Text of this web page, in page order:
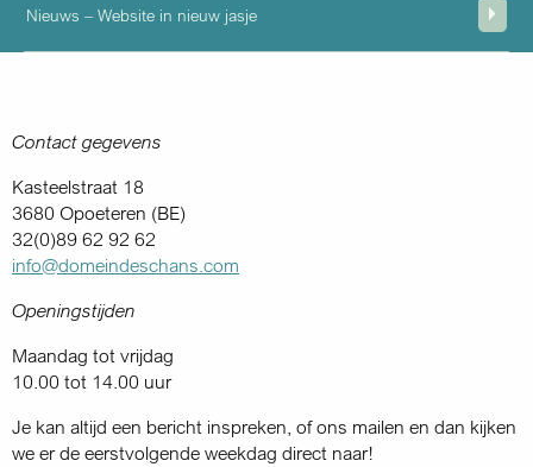
Nieuws – Website in nieuw jasje
Contact gegevens
Kasteelstraat 18
3680 Opoeteren (BE)
32(0)89 62 92 62
info@domeindeschans.com
Openingstijden
Maandag tot vrijdag
10.00 tot 14.00 uur
Je kan altijd een bericht inspreken, of ons mailen en dan kijken
we er de eerstvolgende weekdag direct naar!